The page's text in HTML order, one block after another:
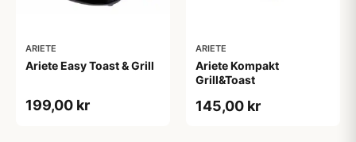
ARIETE
Ariete Easy Toast & Grill
199,00 kr
ARIETE
Ariete Kompakt
Grill&Toast
145,00 kr